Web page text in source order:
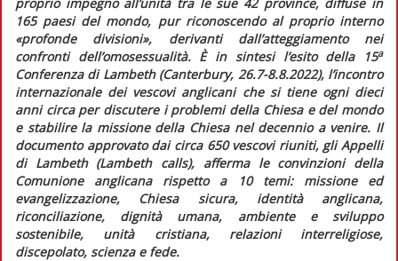
165 paesi del mondo, pur riconoscendo al proprio interno
«profonde divisioni», derivanti dall’atteggiamento nei
confronti dell’omosessualità. È in sintesi l’esito della 15a
Conferenza di Lambeth (Canterbury, 26.7-8.8.2022), l’incontro
internazionale dei vescovi anglicani che si tiene ogni dieci
anni circa per discutere i problemi della Chiesa e del mondo
e stabilire la missione della Chiesa nel decennio a venire. Il
documento approvato dai circa 650 vescovi riuniti, gliAppelli
di Lambeth (Lambeth calls), afferma le convinzioni della
Comunione anglicana rispetto a 10 temi: missione ed
evangelizzazione, Chiesa sicura, identità anglicana,
riconciliazione, dignità umana, ambiente e sviluppo
sostenibile, unità cristiana, relazioni interreligiose,
discepolato, scienza e fede.